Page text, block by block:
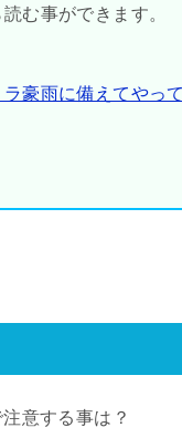
む事ができます。
豪雨に備えてやっ
意する事は？